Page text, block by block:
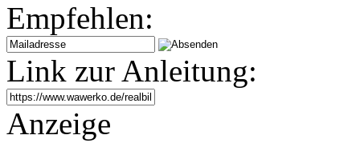
Empfehlen:
Link zur Anleitung:
Anzeige